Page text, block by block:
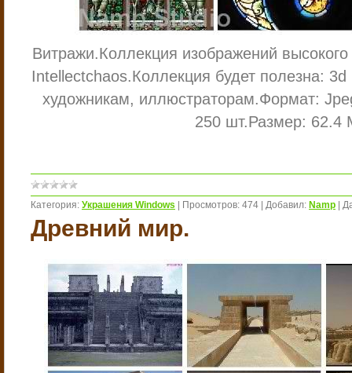
Витражи.Коллекция изображений
Intellectchaos.Коллекция будет полезна:
художникам, иллюстраторам.Формат:
250 шт.Размер: 62.4
Категория: Украшения Windows Просмотров: 474 Добавил: Namp
Древний мир.